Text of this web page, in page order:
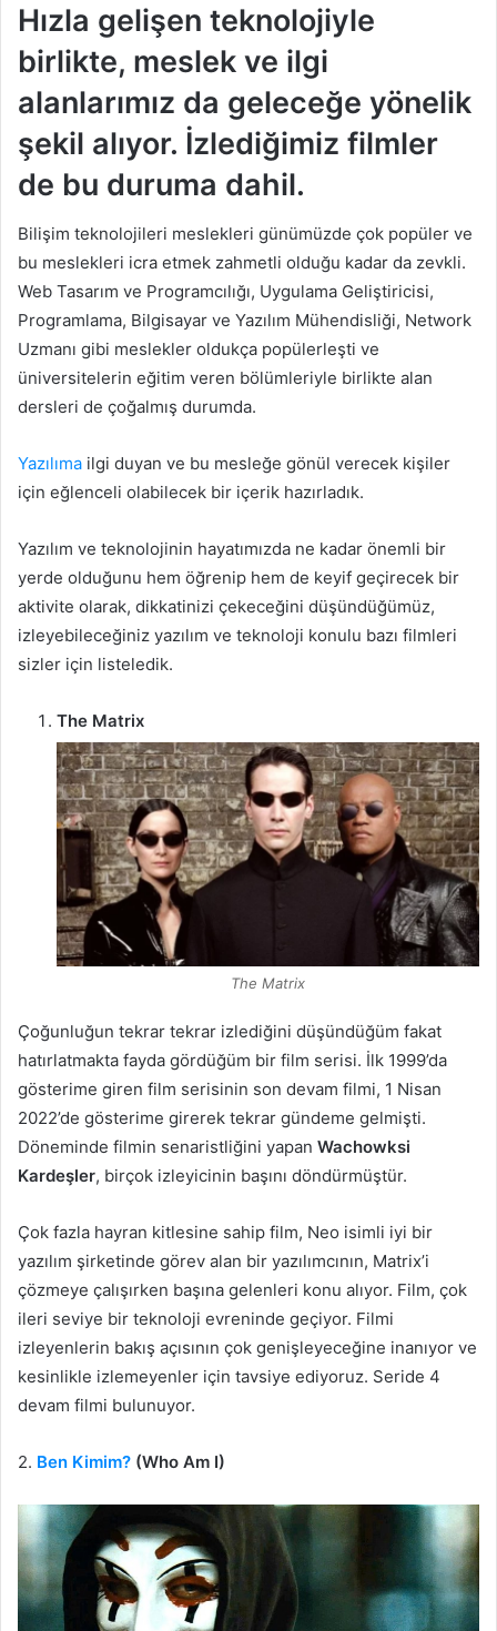
m
e
Hızla gelişen teknolojiyle
birlikte, meslek ve ilgi
alanlarımız da geleceğe yönelik
şekil alıyor. İzlediğimiz filmler
de bu duruma dahil.
Bilişim teknolojileri meslekleri günümüzde çok popüler ve
bu meslekleri icra etmek zahmetli olduğu kadar da zevkli.
Web Tasarım ve Programcılığı, Uygulama Geliştiricisi,
Programlama, Bilgisayar ve Yazılım Mühendisliği, Network
Uzmanı gibi meslekler oldukça popülerleşti ve
üniversitelerin eğitim veren bölümleriyle birlikte alan
dersleri de çoğalmış durumda.
Yazılıma ilgi duyan ve bu mesleğe gönül verecek kişiler
için eğlenceli olabilecek bir içerik hazırladık.
Yazılım ve teknolojinin hayatımızda ne kadar önemli bir
yerde olduğunu hem öğrenip hem de keyif geçirecek bir
aktivite olarak, dikkatinizi çekeceğini düşündüğümüz,
izleyebileceğiniz yazılım ve teknoloji konulu bazı filmleri
sizler için listeledik.
The Matrix
The Matrix
Çoğunluğun tekrar tekrar izlediğini düşündüğüm fakat
hatırlatmakta fayda gördüğüm bir film serisi. İlk 1999’da
gösterime giren film serisinin son devam filmi, 1 Nisan
2022’de gösterime girerek tekrar gündeme gelmişti.
Döneminde filmin senaristliğini yapan Wachowksi
Kardeşler, birçok izleyicinin başını döndürmüştür.
Çok fazla hayran kitlesine sahip film, Neo isimli iyi bir
yazılım şirketinde görev alan bir yazılımcının, Matrix’i
çözmeye çalışırken başına gelenleri konu alıyor. Film, çok
ileri seviye bir teknoloji evreninde geçiyor. Filmi
izleyenlerin bakış açısının çok genişleyeceğine inanıyor ve
kesinlikle izlemeyenler için tavsiye ediyoruz. Seride 4
devam filmi bulunuyor.
2. Ben Kimim? (Who Am I)